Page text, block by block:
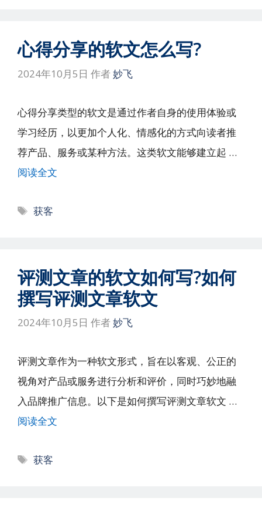
心得分享的软文怎么写?
2024年10月5日 作者妙飞
心得分享类型的软文是通过作者自身的使用体验或
学习经历，以更加个人化、情感化的方式向读者推
荐产品、服务或某种方法。这类软文能够建立起 …
阅读全文
标
获客
评测文章的软文如何写?如何
撰写评测文章软文
2024年10月5日 作者妙飞
评测文章作为一种软文形式，旨在以客观、公正的
视角对产品或服务进行分析和评价，同时巧妙地融
入品牌推广信息。以下是如何撰写评测文章软文 …
阅读全文
标
获客